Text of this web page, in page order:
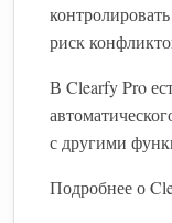
риск
В Clearfy Pro
с другими
Подробнее о